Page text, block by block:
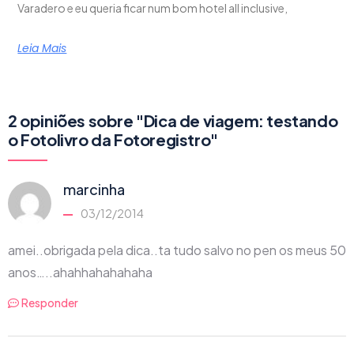
Varadero e eu queria ficar num bom hotel all inclusive,
Leia Mais
2 opiniões sobre "Dica de viagem: testando
o Fotolivro da Fotoregistro"
marcinha
03/12/2014
amei..obrigada pela dica..ta tudo salvo no pen os meus 50
anos…..ahahhahahahaha
Responder